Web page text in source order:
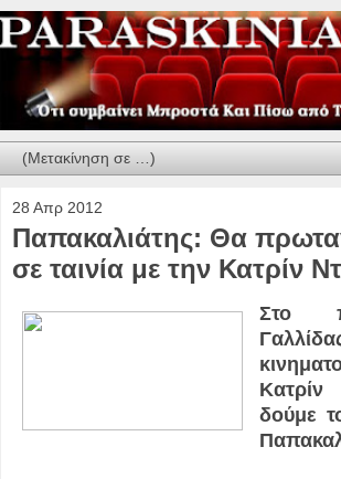
28 Απρ 2012
Παπακαλιάτης: Θα
σε ταινία με την Κατρίν
Στο
δούμε